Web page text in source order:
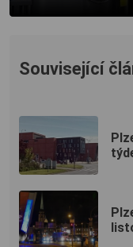
Související